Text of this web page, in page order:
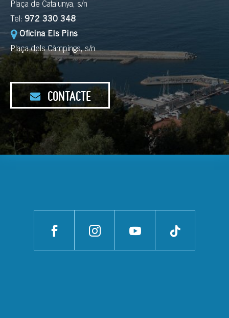
Plaça de Catalunya, s/n
Tel: 972 330 348
Oficina Els Pins
Plaça dels Càmpings, s/n
CONTACTE